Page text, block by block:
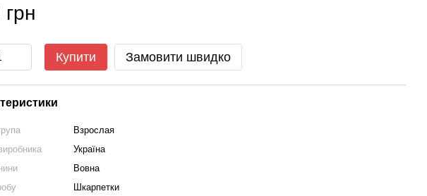
Купити Замовити швидко
Взрослая
Україна
Вовна
Шкарпетки